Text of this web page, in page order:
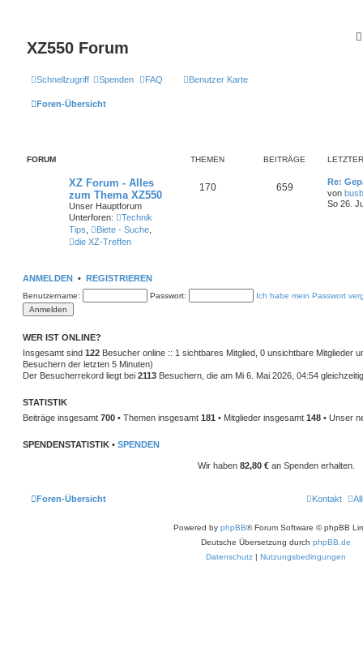
XZ550 Forum
Schnellzugriff Spenden FAQ Benutzer Karte
Foren-Übersicht
FORUM THEMEN BEITRÄGE
XZ Forum - Alles
zum Thema XZ550
Unser Hauptforum
Unterforen:
Technik
Tips
Biete - Suche
die XZ-Treffen
170 659
Re:
von
So 26.
ANMELDEN • REGISTRIEREN
Benutzername: Passwort: Ich habe mein Passwort
WER IST ONLINE?
Insgesamt sind 122 Besucher online :: 1 sichtbares Mitglied, 0 unsichtbare Mitglieder
Besuchern der letzten 5 Minuten)
Der Besucherrekord liegt bei 2113 Besuchern, die am Mi 6. Mai 2026, 04:54
STATISTIK
Beiträge insgesamt 700 • Themen insgesamt 181 • Mitglieder insgesamt 148 • Unser
SPENDENSTATISTIK • SPENDEN
Wir haben 82,80 €an Spenden erhalten.
Foren-Übersicht Kontakt
Powered by phpBB® Forum Software © phpBB
Deutsche Übersetzung durch phpBB.de
Datenschutz | Nutzungsbedingungen